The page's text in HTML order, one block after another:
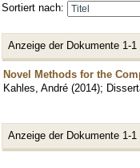
Sortiert nach:
Anzeige der Dokumente 1-1
Novel Methods for the
Kahles, André (2014);
Anzeige der Dokumente 1-1